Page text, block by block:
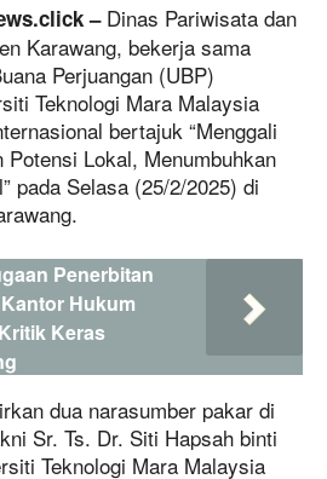
–Dinas Pariwisata dan
Karawang, bekerja sama
Perjuangan (UBP)
Teknologi Mara Malaysia
bertajuk “Menggali
Lokal, Menumbuhkan
pada Selasa (25/2/2025) di
Penerbitan
Hukum
Keras
dua narasumber pakar di
Sr. Ts. Dr. Siti Hapsah binti
Teknologi Mara Malaysia